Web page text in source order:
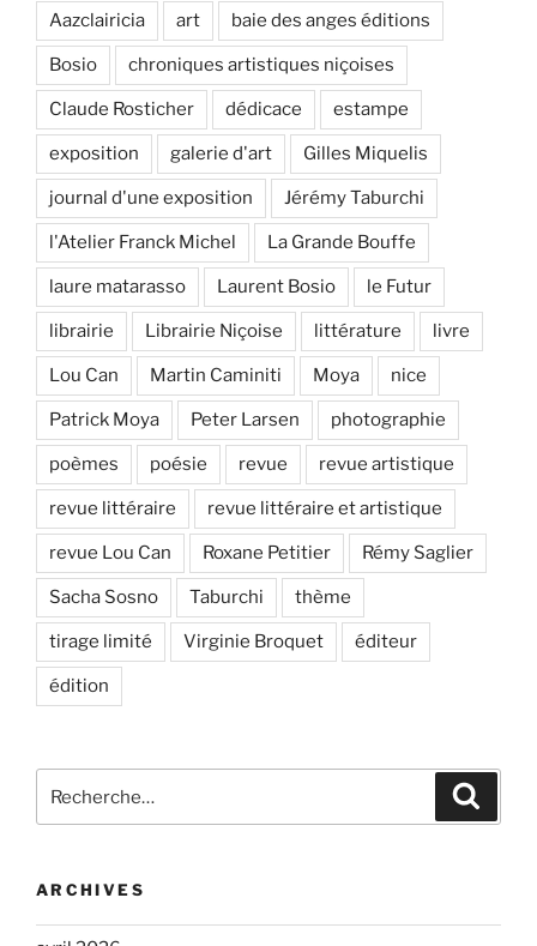
Aazclairicia art baie des anges éditions
Bosio chroniques artistiques niçoises
Claude Rosticher dédicace estampe
exposition galerie d'art Gilles Miquelis
journal d'une exposition Jérémy Taburchi
l'Atelier Franck Michel La Grande Bouffe
laure matarasso Laurent Bosio le Futur
librairie Librairie Niçoise littérature livre
Lou Can Martin Caminiti Moya nice
Patrick Moya Peter Larsen photographie
poèmes poésie revue revue artistique
revue littéraire revue littéraire et artistique
revue Lou Can Roxane Petitier Rémy Saglier
Sacha Sosno Taburchi thème
tirage limité Virginie Broquet éditeur
édition
pour
ARCHIVES